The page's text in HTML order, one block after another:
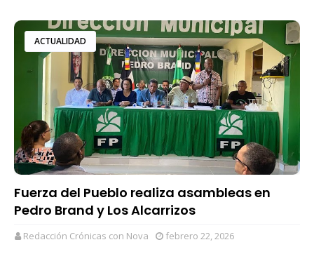
ACTUALIDAD
Fuerza del Pueblo realiza asambleas en
Pedro Brand y Los Alcarrizos
Redacción Crónicas con Nova febrero 22, 2026